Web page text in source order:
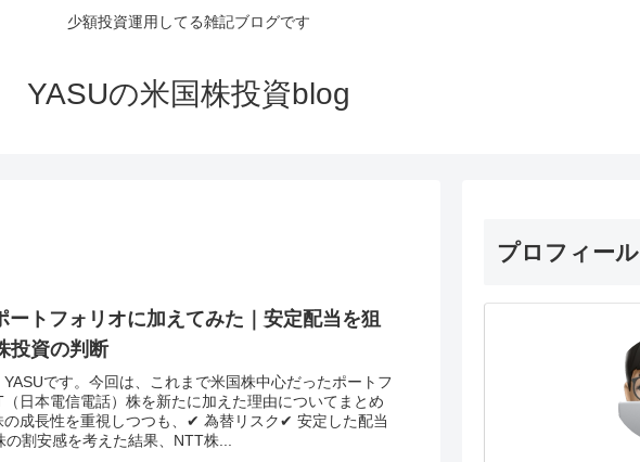
少額投資運用してる雑記ブログです
YASUの米国株投資blog
ートフォリオに加えてみた｜安定配当を狙
投資の判断
YASUです。今回は、これまで米国株中心だったポートフ
（日本電信電話）株を新たに加えた理由についてまとめ
の成長性を重視しつつも、✔ 為替リスク✔ 安定した配当
割安感を考えた結果、NTT株...
プロフィール